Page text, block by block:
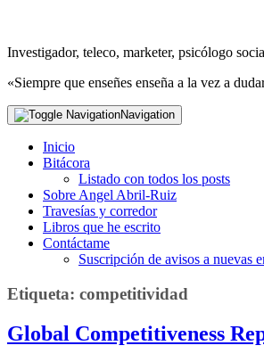
Investigador, teleco, marketer, psicólogo
«Siempre que enseñes enseña a la vez a
Navigation
Inicio
Bitácora
Listado con todos los posts
Sobre Angel Abril-Ruiz
Travesías y corredor
Libros que he escrito
Contáctame
Suscripción de avisos a nuevas
Etiqueta: competitividad
Global Competitiveness